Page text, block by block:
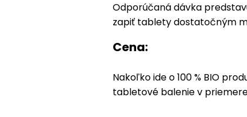
Odporúčaná dávka
zapiť tablety dostatočným
Cena:
Nakoľko ide o 100 % BIO
tabletové balenie v